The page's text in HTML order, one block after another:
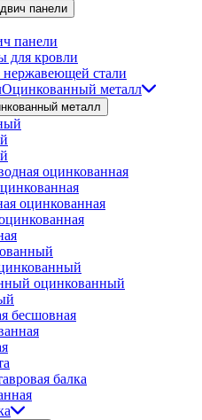
панели
панели
для кровли
стали
Оцинкованный металл
металл
оцинкованная
оцинкованная
оцинкованный
бесшовная
балка